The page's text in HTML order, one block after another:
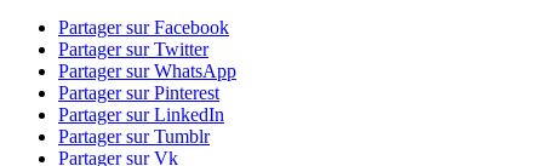
Partager sur Facebook
Partager sur Twitter
Partager sur WhatsApp
Partager sur Pinterest
Partager sur LinkedIn
Partager sur Tumblr
Partager sur Vk